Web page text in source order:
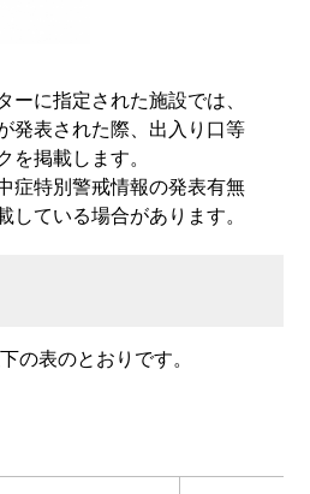
に指定された施設では、
発表された際、出入り口等
を掲載します。
症特別警戒情報の発表有無
している場合があります。
の表のとおりです。